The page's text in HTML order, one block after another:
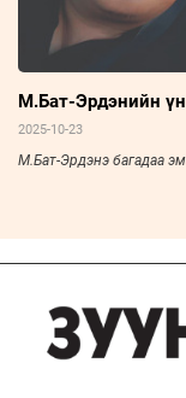
М.Бат-Эрдэнийн
2025-10-23
М.Бат-Эрдэнэ багадаа